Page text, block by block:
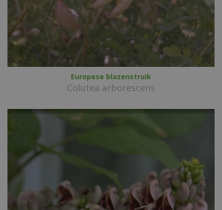
Europese blazenstruik
Colutea arborescens